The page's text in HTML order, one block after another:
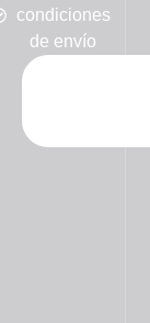
condiciones
de envío